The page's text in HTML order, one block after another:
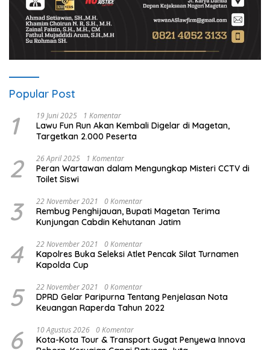
Popular Post
1 19 Juni 2025 1 Komentar
Lawu Fun Run Akan Kembali Digelar di Magetan,
Targetkan 2.000 Peserta
2 26 April 2025 1 Komentar
Peran Wartawan dalam Mengungkap Misteri CCTV di
Toilet Siswi
3 22 November 2021 0 Komentar
Rembug Penghijauan, Bupati Magetan Terima
Kunjungan Cabdin Kehutanan Jatim
4 22 November 2021 0 Komentar
Kapolres Buka Seleksi Atlet Pencak Silat Turnamen
Kapolda Cup
5 22 November 2021 0 Komentar
DPRD Gelar Paripurna Tentang Penjelasan Nota
Keuangan Raperda Tahun 2022
6 10 Agustus 2026 0 Komentar
Kota-Kota Tour & Transport Gugat Penyewa Innova